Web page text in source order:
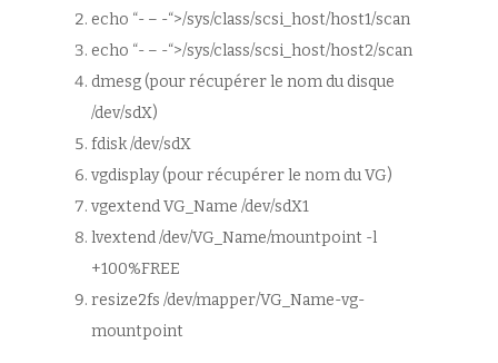
echo “- – -“>/sys/class/scsi_host/host1/scan
echo “- – -“>/sys/class/scsi_host/host2/scan
dmesg (pour récupérer le nom du disque
/dev/sdX)
fdisk /dev/sdX
vgdisplay (pour récupérer le nom du VG)
vgextend VG_Name /dev/sdX1
lvextend /dev/VG_Name/mountpoint -l
+100%FREE
resize2fs /dev/mapper/VG_Name-vg-
mountpoint